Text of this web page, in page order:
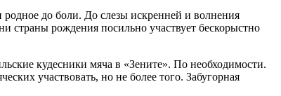
родное до боли. До слезы искренней и волнения
страны рождения посильно участвует бескорыстно
кудесники мяча в «Зените». По необходимости.
участвовать, но не более того. Забугорная